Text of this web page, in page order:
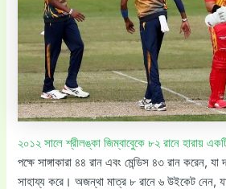
২০১২ সালে শ্রীলঙ্কা জিম্বাবুেকে ৮২ রানে হারায়
পক্ষে সাঙ্গাকারা ৪৪ রান এবং মেন্ডিস ৪৩ রান করেন,
সাহায্য করে। অজন্থা মাত্র ৮ রানে ৬ উইকেট নেন,